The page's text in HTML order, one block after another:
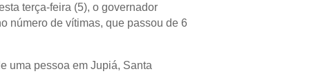
terça-feira (5), o governador
número de vítimas, que passou de 6
uma pessoa em Jupiá, Santa